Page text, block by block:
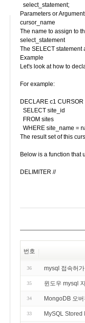
select_statement;
Parameters or
cursor_name
The name to assign to
select_statement
The SELECT statement
Example
Let's look at how to
For example:
DECLARE c1 CURSOR
SELECT site_id
FROM sites
WHERE site_name =
The result set of this
Below is a function that
DELIMITER //
번호
36 mysql 접속허
35 윈도우 mysql
34 MongoDB 오버
33 MySQL Stored